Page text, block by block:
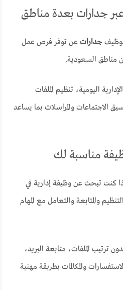
جدارات بعدة مناطق
جدارات عن توفر فرص عمل
مناطق السعودية.
اليومية، تنظيم الملفات
الاجتماعات والمراسلات بما يساعد
مناسبة لك
كنت تبحث عن وظيفة إدارية في
والمتابعة والتعامل مع المهام
ترتيب الملفات، متابعة البريد،
والمكالمات بطريقة مهنية